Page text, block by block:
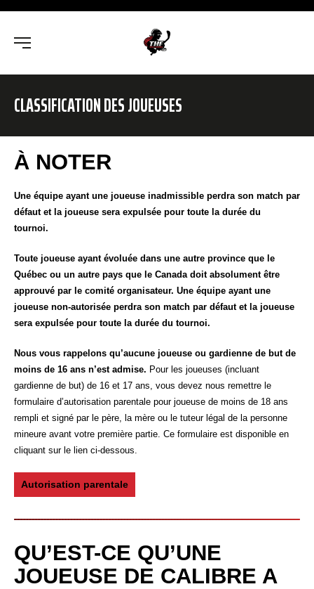
CLASSIFICATION DES JOUEUSES
À NOTER
Une équipe ayant une joueuse inadmissible perdra son match par
défaut et la joueuse sera expulsée pour toute la durée du
tournoi.
Toute joueuse ayant évoluée dans une autre province que le
Québec ou un autre pays que le Canada doit absolument être
approuvé par le comité organisateur. Une équipe ayant une
joueuse non-autorisée perdra son match par défaut et la joueuse
sera expulsée pour toute la durée du tournoi.
Nous vous rappelons qu’aucune joueuse ou gardienne de but de
moins de 16 ans n’est admise. Pour les joueuses (incluant
gardienne de but) de 16 et 17 ans, vous devez nous remettre le
formulaire d’autorisation parentale pour joueuse de moins de 18 ans
rempli et signé par le père, la mère ou le tuteur légal de la personne
mineure avant votre première partie. Ce formulaire est disponible en
cliquant sur le lien ci-dessous.
Autorisation parentale
QU’EST-CE QU’UNE
JOUEUSE DE CALIBRE A